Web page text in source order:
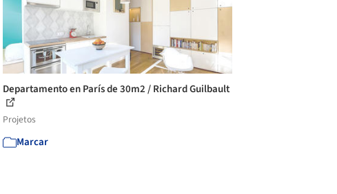
Departamento en París de 30m2 / Richard Guilbault
Projetos
Marcar